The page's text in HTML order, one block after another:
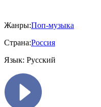
Жанры:Поп-музыка
Страна:Россия
Язык: Русский